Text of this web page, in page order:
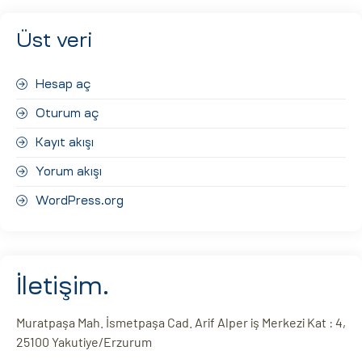
Üst veri
Hesap aç
Oturum aç
Kayıt akışı
Yorum akışı
WordPress.org
İletişim.
Muratpaşa Mah. İsmetpaşa Cad. Arif Alper iş Merkezi Kat : 4,
25100 Yakutiye/Erzurum